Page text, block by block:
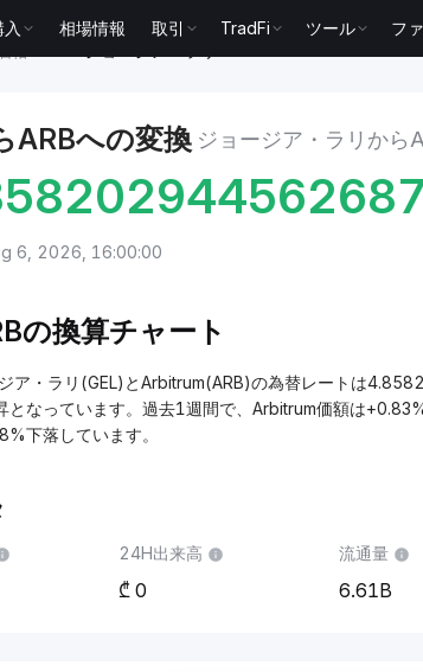
相場情報 取引 TradFi ツール フ
ARBへの変換 ジョージア・ラリから
6, 2026, 16:00:00
の換算チャート
ア・ラリ(GEL)とArbitrum(ARB)の為替レートは
となっています。過去1週間で、Arbitrum価額は
下落しています。
24H出来高
0
流通量
6.61B